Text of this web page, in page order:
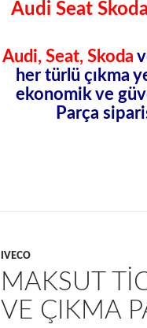
Audi Seat
Audi, Seat, Skoda
her türlü çıkma
ekonomik ve
Parça
IVECO
MAKSUT
VE ÇIKMA